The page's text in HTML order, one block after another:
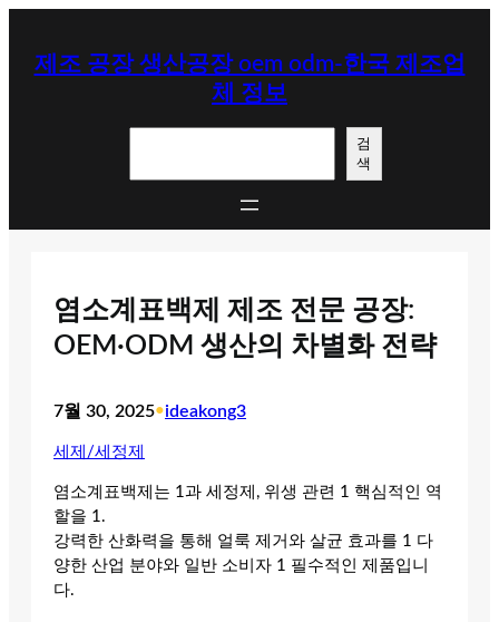
제조 공장 생산공장 oem odm-한국 제조업
체 정보
검
색
염소계표백제 제조 전문 공장:
OEM·ODM 생산의 차별화 전략
7월 30, 2025•ideakong3
세제/세정제
염소계표백제는 1과 세정제, 위생 관련 1 핵심적인 역
할을 1.
강력한 산화력을 통해 얼룩 제거와 살균 효과를 1 다
양한 산업 분야와 일반 소비자 1 필수적인 제품입니
다.